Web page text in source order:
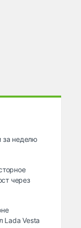
за неделю
через
Lada Vesta